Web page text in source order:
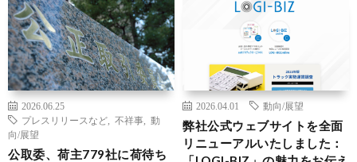
2026.06.25
プレスリリースなど
不祥事
動
向/展望
公取委、荷主779社に荷待ち
2026.04.01 動向/展望
弊社公式ウェブサイトを全面
リニューアルいたしました：